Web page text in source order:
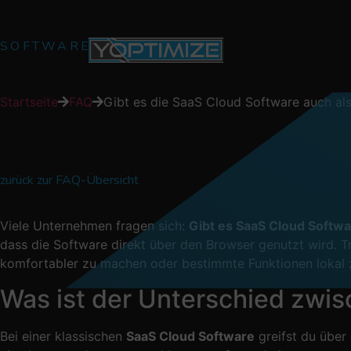
SOFTWAREENTWICKLUNG
Startseite FAQ Gibt es die SaaS Cloud Software auch
zurück zur FAQ-Übersicht
Viele Unternehmen fragen sich: Gibt es SaaS Cloud
dass die Software direkt über den Browser genutzt wird.
komfortabler zu machen oder bestimmte Funktionen lokal
Was ist der Unterschied
Bei einer klassischen SaaS Cloud Software greifst du über